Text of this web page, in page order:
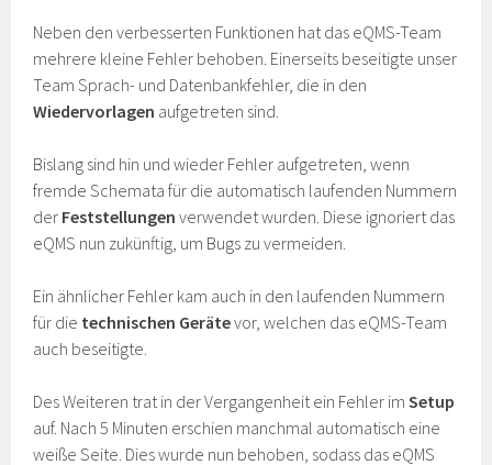
Neben den verbesserten Funktionen hat das eQMS-Team
mehrere kleine Fehler behoben. Einerseits beseitigte unser
Team Sprach- und Datenbankfehler, die in den
Wiedervorlagen aufgetreten sind.
Bislang sind hin und wieder Fehler aufgetreten, wenn
fremde Schemata für die automatisch laufenden Nummern
der Feststellungen verwendet wurden. Diese ignoriert das
eQMS nun zukünftig, um Bugs zu vermeiden.
Ein ähnlicher Fehler kam auch in den laufenden Nummern
für die technischen Gerätevor, welchen das eQMS-Team
auch beseitigte.
Des Weiteren trat in der Vergangenheit ein Fehler imSetup
auf. Nach 5 Minuten erschien manchmal automatisch eine
weiße Seite. Dies wurde nun behoben, sodass das eQMS